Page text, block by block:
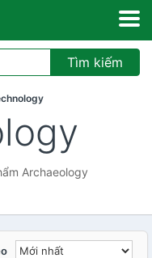
Tìm kiếm
Archaeology